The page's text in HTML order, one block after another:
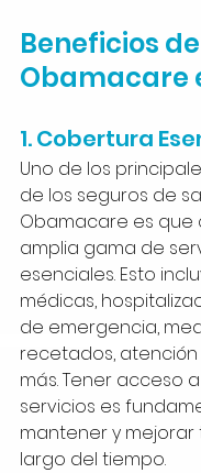
Beneficios de
Obamacare
1. Cobertura
Uno de los
de los seguros de
Obamacare es que
amplia gama de
esenciales. Esto
médicas,
de emergencia,
recetados,
más. Tener acceso
servicios es
mantener y mejorar
largo del tiempo.